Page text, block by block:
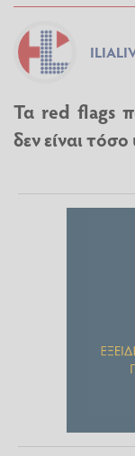
Τα red flags
δεν είναι